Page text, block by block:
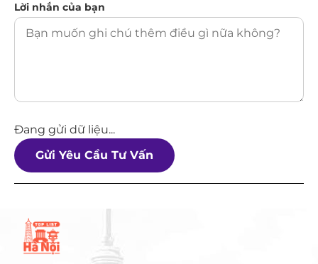
Lời nhắn của bạn
Đang gửi dữ liệu...
Gửi Yêu Cầu Tư Vấn